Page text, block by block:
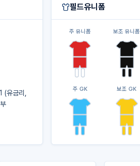
유금리,
필드유니폼
주 유니폼 보조 유니폼
주 GK 보조 GK